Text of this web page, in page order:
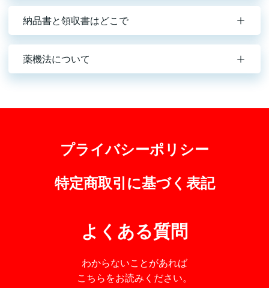
納品書と領収書はどこで
薬機法について
プライバシーポリシー
特定商取引に基づく表記
よくある質問
わからないことがあれば
こちらをお読みください。